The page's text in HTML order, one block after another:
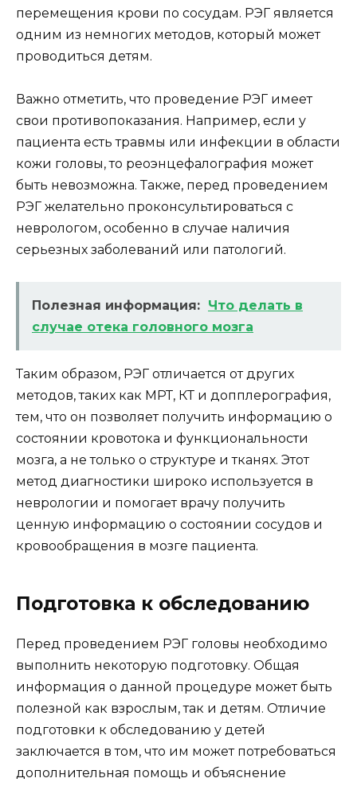
перемещения крови по сосудам. РЭГ является
одним из немногих методов, который может
проводиться детям.
Важно отметить, что проведение РЭГ имеет
свои противопоказания. Например, если у
пациента есть травмы или инфекции в области
кожи головы, то реоэнцефалография может
быть невозможна. Также, перед проведением
РЭГ желательно проконсультироваться с
неврологом, особенно в случае наличия
серьезных заболеваний или патологий.
Полезная информация: Что делать в
случае отека головного мозга
Таким образом, РЭГ отличается от других
методов, таких как МРТ, КТ и допплерография,
тем, что он позволяет получить информацию о
состоянии кровотока и функциональности
мозга, а не только о структуре и тканях. Этот
метод диагностики широко используется в
неврологии и помогает врачу получить
ценную информацию о состоянии сосудов и
кровообращения в мозге пациента.
Подготовка к обследованию
Перед проведением РЭГ головы необходимо
выполнить некоторую подготовку. Общая
информация о данной процедуре может быть
полезной как взрослым, так и детям. Отличие
подготовки к обследованию у детей
заключается в том, что им может потребоваться
дополнительная помощь и объяснение